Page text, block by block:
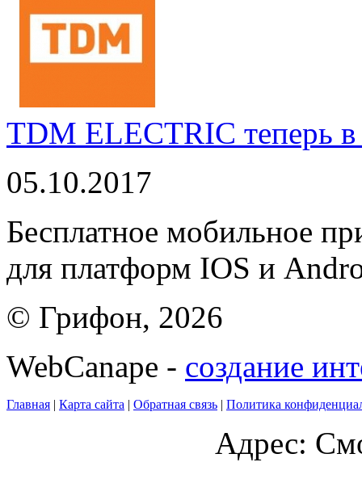
TDM ELECTRIC теперь
05.10.2017
Бесплатное мобильное
для платформ IOS и
© Грифон, 2026
WebCanape - создание
Главная | Карта сайта | Обратная связь | Политика
Адрес: